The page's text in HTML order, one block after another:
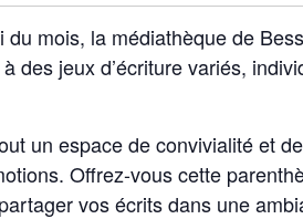
mois, la médiathèque de
des jeux d’écriture variés,
un espace de convivialité et
Offrez-vous cette
vos écrits dans une